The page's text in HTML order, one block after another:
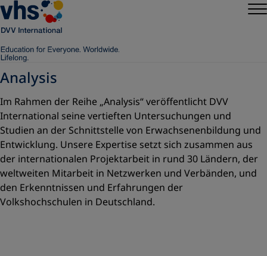
Analysis
Im Rahmen der Reihe „Analysis“ veröffentlicht DVV
International seine vertieften Untersuchungen und
Studien an der Schnittstelle von Erwachsenenbildung und
Entwicklung. Unsere Expertise setzt sich zusammen aus
der internationalen Projektarbeit in rund 30 Ländern, der
weltweiten Mitarbeit in Netzwerken und Verbänden, und
den Erkenntnissen und Erfahrungen der
Volkshochschulen in Deutschland.